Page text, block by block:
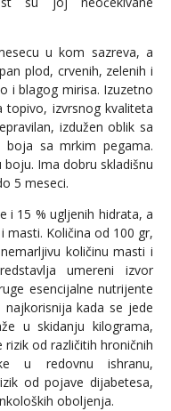
u kom sazreva, a
plod, crvenih, zelenih i
i blagog mirisa. Izuzetno
izvrsnog kvaliteta
izdužen oblik sa
boja sa mrkim pegama.
Ima dobru skladišnu
5 meseci.
i 15 % ugljenih hidrata, a
masti. Količina od 100 gr,
količinu masti i
umereni izvor
esencijalne nutrijente
kada se jede
u skidanju kilograma,
od različitih hroničnih
u redovnu ishranu,
od pojave dijabetesa,
oboljenja.